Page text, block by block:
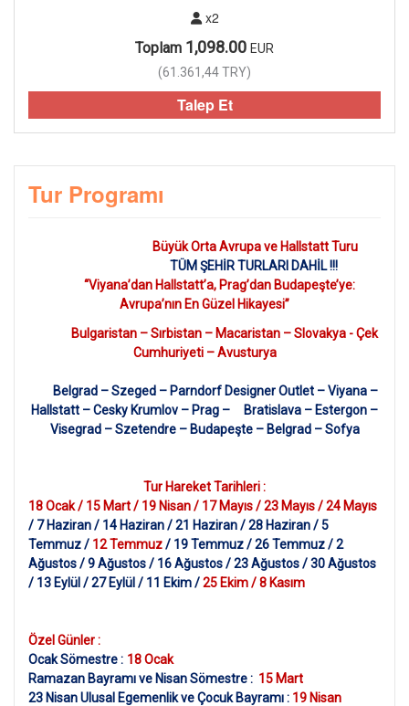
x2
Toplam 1,098.00 EUR
(61.361,44TRY)
Talep Et
Tur Programı
Büyük Orta Avrupa ve Hallstatt Turu
TÜM ŞEHİR TURLARI DAHİL !!!
“Viyana’dan Hallstatt’a, Prag’dan Budapeşte’ye:
Avrupa’nın En Güzel Hikayesi”
Bulgaristan – Sırbistan – Macaristan – Slovakya - Çek
Cumhuriyeti – Avusturya
Belgrad – Szeged – Parndorf Designer Outlet – Viyana –
Hallstatt – Cesky Krumlov – Prag – Bratislava – Estergon –
Visegrad – Szetendre – Budapeşte – Belgrad – Sofya
Tur Hareket Tarihleri :
18 Ocak / 15 Mart / 19 Nisan / 17 Mayıs / 23 Mayıs / 24 Mayıs
/ 7 Haziran / 14 Haziran / 21 Haziran / 28 Haziran / 5
Temmuz / 12 Temmuz/ 19 Temmuz / 26 Temmuz / 2
Ağustos / 9 Ağustos / 16 Ağustos / 23 Ağustos / 30 Ağustos
/ 13 Eylül / 27 Eylül / 11 Ekim /25 Ekim / 8 Kasım
Özel Günler :
Ocak Sömestre : 18 Ocak
Ramazan Bayramı ve Nisan Sömestre : 15 Mart
23 Nisan Ulusal Egemenlik ve Çocuk Bayramı : 19 Nisan